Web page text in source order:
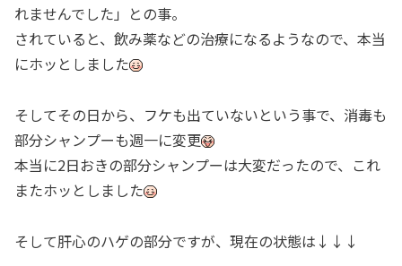
れませんでした」との事。
されていると、飲み薬などの治療になるようなので、本当
にホッとしました
そしてその日から、フケも出ていないという事で、消毒も
部分シャンプーも週一に変更
本当に2日おきの部分シャンプーは大変だったので、これ
またホッとしました
そして肝心のハゲの部分ですが、現在の状態は↓↓↓